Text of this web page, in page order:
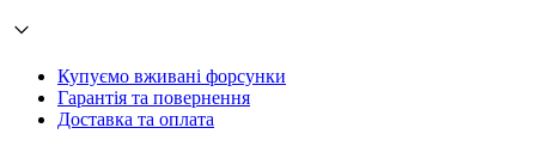
Купуємо вживані форсунки
Гарантія та повернення
Доставка та оплата